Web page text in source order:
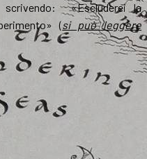
scrivendo: «Escluderei la
(si può leggere